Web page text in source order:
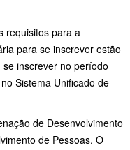
requisitos para a
para se inscrever estão
inscrever no período
Sistema Unificado de
de Desenvolvimento
de Pessoas. O